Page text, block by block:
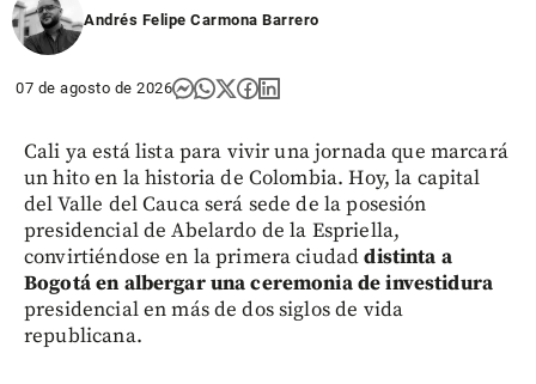
Andrés Felipe Carmona Barrero
07 de agosto de 2026
Cali ya está lista para vivir una jornada que marcará
un hito en la historia de Colombia. Hoy, la capital
del Valle del Cauca será sede de la posesión
presidencial de Abelardo de la Espriella,
convirtiéndose en la primera ciudaddistinta a
Bogotá en albergar una ceremonia de investidura
presidencial en más de dos siglos de vida
republicana.